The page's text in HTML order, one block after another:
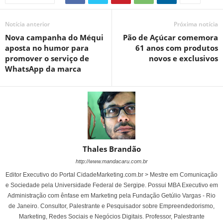
Notícia anterior
Nova campanha do Méqui
aposta no humor para
promover o serviço de
WhatsApp da marca
Próxima notícia
Pão de Açúcar comemora
61 anos com produtos
novos e exclusivos
Thales Brandão
http://www.mandacaru.com.br
Editor Executivo do Portal CidadeMarketing.com.br > Mestre em Comunicação
e Sociedade pela Universidade Federal de Sergipe. Possui MBA Executivo em
Administração com ênfase em Marketing pela Fundação Getúlio Vargas - Rio
de Janeiro. Consultor, Palestrante e Pesquisador sobre Empreendedorismo,
Marketing, Redes Sociais e Negócios Digitais. Professor, Palestrante